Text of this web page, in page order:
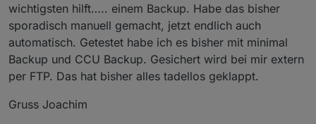
wichtigsten hilft….. einem Backup. Habe das bisher
sporadisch manuell gemacht, jetzt endlich auch
automatisch. Getestet habe ich es bisher mit minimal
Backup und CCU Backup. Gesichert wird bei mir extern
per FTP. Das hat bisher alles tadellos geklappt.
Gruss Joachim